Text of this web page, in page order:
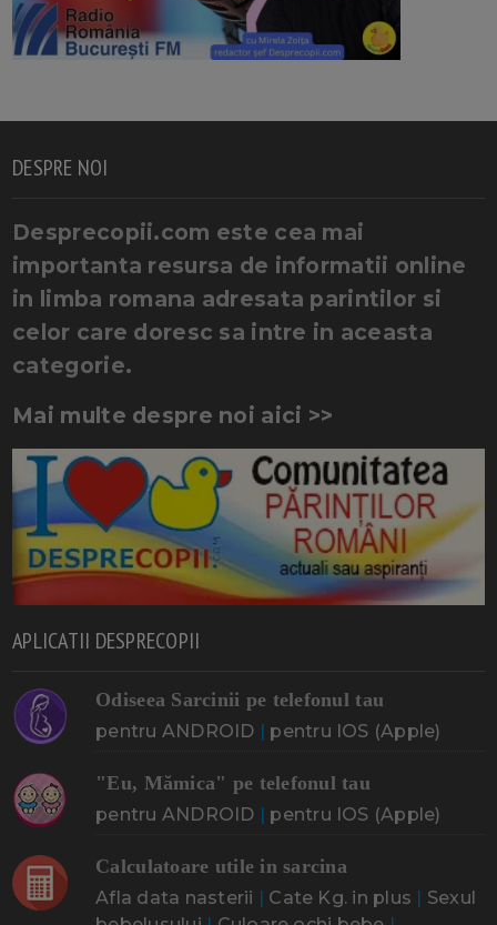
DESPRE NOI
Desprecopii.com este cea mai
importanta resursa de informatii online
in limba romana adresata parintilor si
celor care doresc sa intre in aceasta
categorie.
Mai multe despre noi aici >>
APLICATII DESPRECOPII
Odiseea Sarcinii pe telefonul tau
pentru ANDROID pentru IOS (Apple)
"Eu, Mămica" pe telefonul tau
pentru ANDROID pentru IOS (Apple)
Calculatoare utile in sarcina
Afla data nasterii Cate Kg. in plus
Sexul